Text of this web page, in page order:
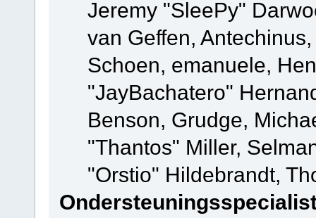
Jeremy "SleePy"
van Geffen,
Schoen, emanuele,
"JayBachatero"
Benson, Grudge,
"Thantos" Miller,
"Orstio" Hildebrandt,